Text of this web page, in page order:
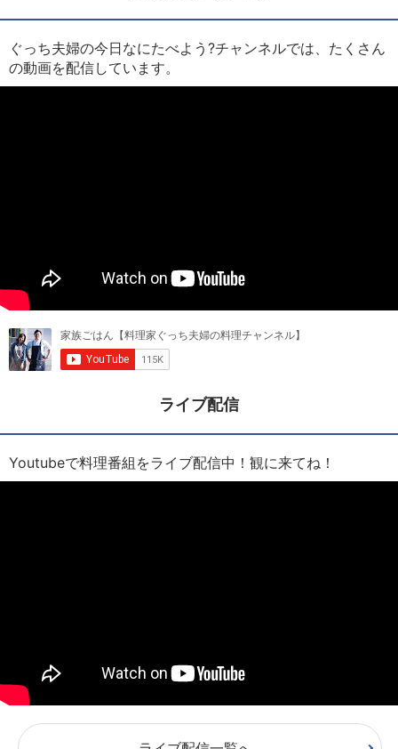
ぐっち夫婦の今日なにたべよう?チャンネルでは、たくさん
の動画を配信しています。
ライブ配信
Youtubeで料理番組をライブ配信中！観に来てね！